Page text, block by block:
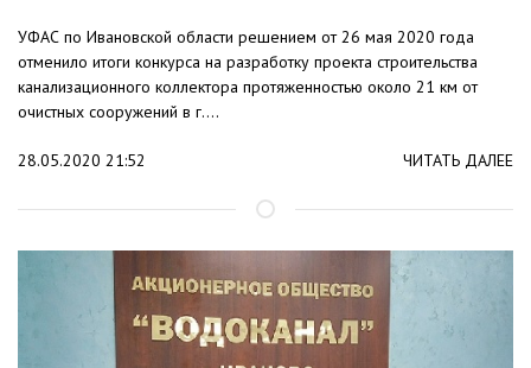
УФАС по Ивановской области решением от 26 мая 2020 года
отменило итоги конкурса на разработку проекта строительства
канализационного коллектора протяженностью около 21 км от
очистных сооружений в г....
28.05.2020 21:52 ЧИТАТЬ ДАЛЕЕ